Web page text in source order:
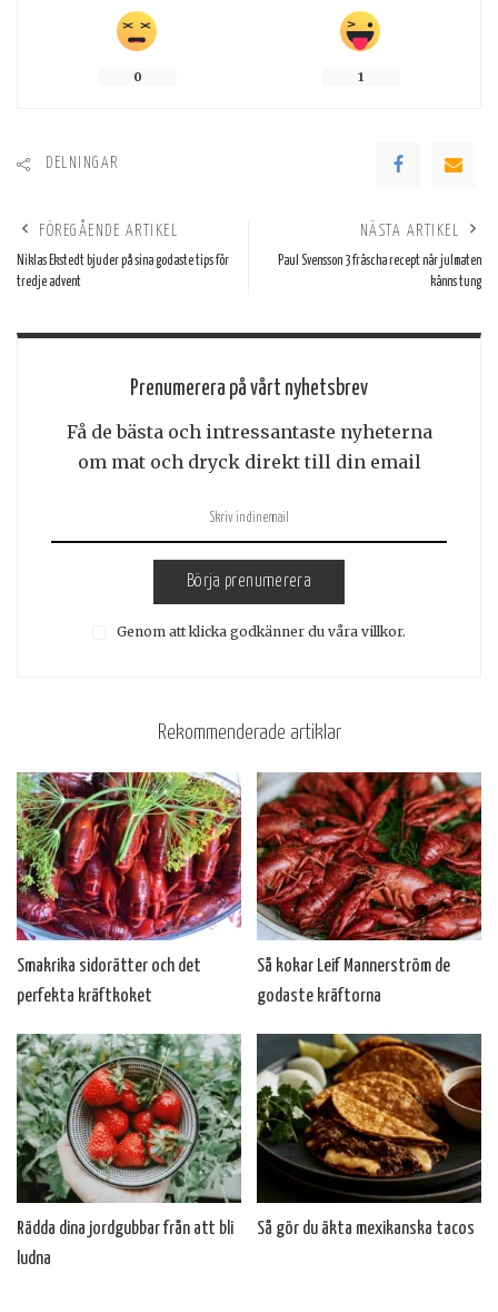
0 1
DELNINGAR
FÖREGÅENDE ARTIKEL
Niklas Ekstedt bjuder på sina godaste tips för
tredje advent
NÄSTA ARTIKEL
Paul Svensson 3 fräscha recept när julmaten
känns tung
Prenumerera på vårt nyhetsbrev
Få de bästa och intressantaste nyheterna
om mat och dryck direkt till din email
Börja prenumerera
Genom att klicka godkänner du våra villkor.
Rekommenderade artiklar
Smakrika sidorätter och det
perfekta kräftkoket
Så kokar Leif Mannerström de
godaste kräftorna
Rädda dina jordgubbar från att bli
ludna
Så gör du äkta mexikanska tacos